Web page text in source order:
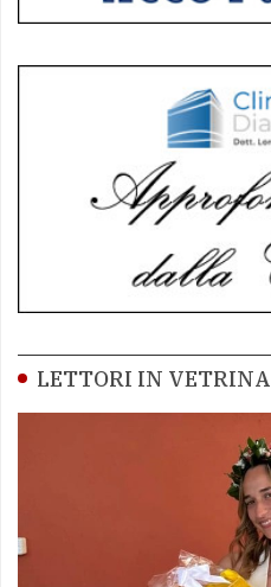
LETTORI IN VETRINA